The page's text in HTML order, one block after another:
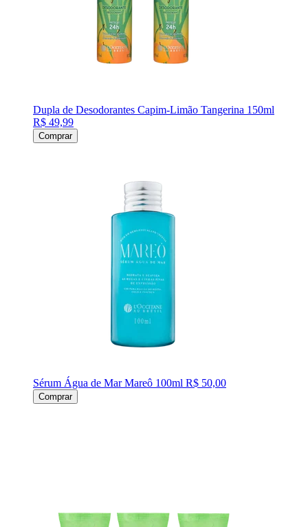
Dupla de Desodorantes Capim-Limão Tangerina 150ml
R$ 49,99
Comprar
Sérum Água de Mar Mareô 100ml R$ 50,00
Comprar